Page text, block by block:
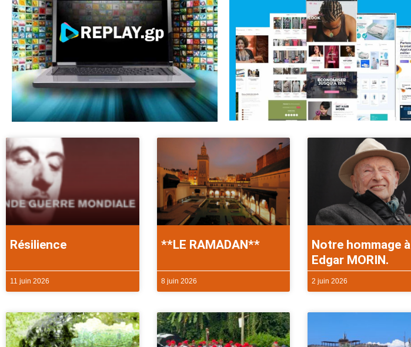
Résilience
11 juin 2026
**LE RAMADAN**
8 juin 2026
Notre hommage à
Edgar MORIN.
2 juin 2026